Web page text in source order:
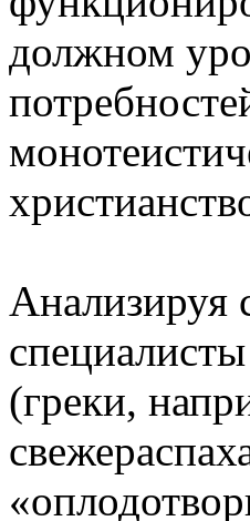
должном
Анализируя
(греки,